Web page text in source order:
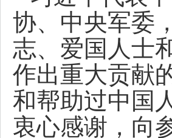
协、中央军委
志、爱国人士
作出重大贡献
和帮助过中国
衷心感谢，向